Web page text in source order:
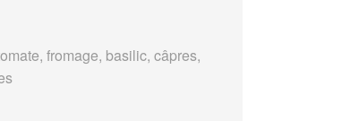
fromage, basilic, câpres,